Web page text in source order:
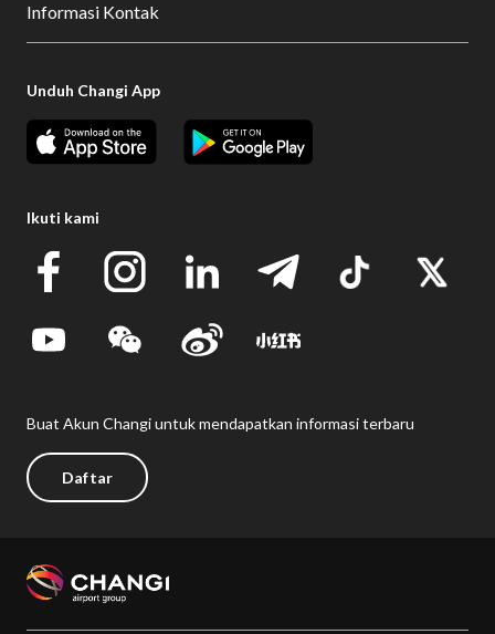
Informasi Kontak
Unduh Changi App
Ikuti kami
Buat Akun Changi untuk mendapatkan informasi terbaru
Daftar